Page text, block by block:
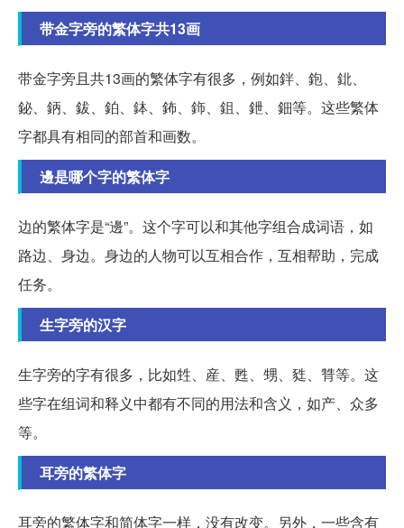
带金字旁的繁体字共13画
带金字旁且共13画的繁体字有很多，例如鉡、鉋、鉳、
鉍、鈵、鈸、鉑、鉢、鈽、鉓、鉏、鉪、鈿等。这些繁体
字都具有相同的部首和画数。
邊是哪个字的繁体字
边的繁体字是“邊”。这个字可以和其他字组合成词语，如
路边、身边。身边的人物可以互相合作，互相帮助，完成
任务。
生字旁的汉字
生字旁的字有很多，比如甡、産、甦、甥、甤、甧等。这
些字在组词和释义中都有不同的用法和含义，如产、众多
等。
耳旁的繁体字
耳旁的繁体字和简体字一样，没有改变。另外，一些含有